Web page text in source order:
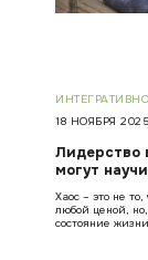
18 НОЯБРЯ 2025
Лидерство
могут
Хаос – это не
любой ценой,
состояние